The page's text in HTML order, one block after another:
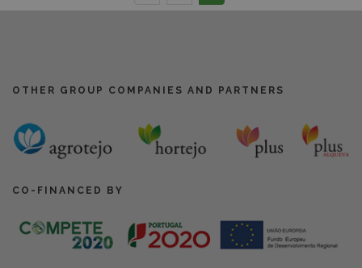
OTHER GROUP COMPANIES AND PARTNERS
CO-FINANCED BY